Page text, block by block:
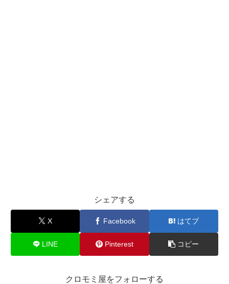
シェアする
X Facebook はてブ
LINE Pinterest コピー
クロモミ屋をフォローする